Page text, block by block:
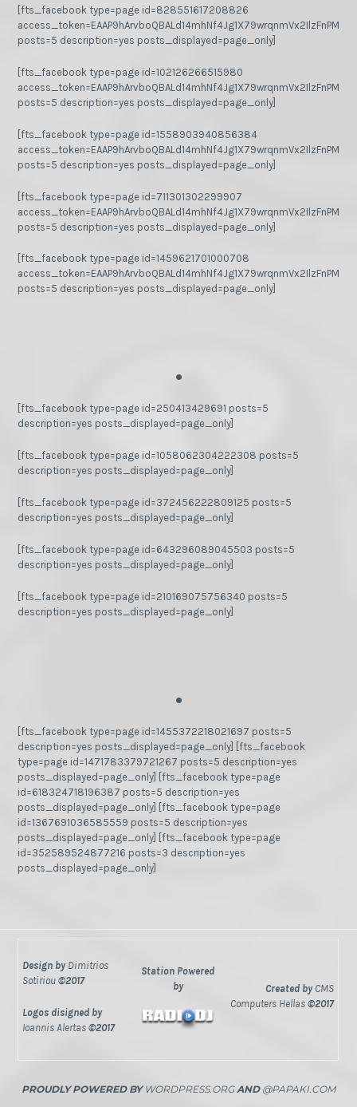
[fts_facebook type=page id=828551617208826
posts=5 description=yes posts_displayed=page_only]
[fts_facebook type=page id=102126266515980
posts=5 description=yes posts_displayed=page_only]
[fts_facebook type=page id=1558903940856384
posts=5 description=yes posts_displayed=page_only]
[fts_facebook type=page id=711301302299907
posts=5 description=yes posts_displayed=page_only]
[fts_facebook type=page id=1459621701000708
posts=5 description=yes posts_displayed=page_only]
.
[fts_facebook type=page id=250413429691 posts=5
description=yes posts_displayed=page_only]
[fts_facebook type=page id=1058062304222308 posts=5
description=yes posts_displayed=page_only]
[fts_facebook type=page id=372456222809125 posts=5
description=yes posts_displayed=page_only]
[fts_facebook type=page id=643296089045503 posts=5
description=yes posts_displayed=page_only]
[fts_facebook type=page id=210169075756340 posts=5
description=yes posts_displayed=page_only]
.
[fts_facebook type=page id=1455372218021697 posts=5
description=yes posts_displayed=page_only] [fts_facebook
type=page id=1471783379721267 posts=5 description=yes
posts_displayed=page_only] [fts_facebook type=page
id=618324718196387 posts=5 description=yes
posts_displayed=page_only] [fts_facebook type=page
id=1367691036585559 posts=5 description=yes
posts_displayed=page_only] [fts_facebook type=page
id=352589524877216 posts=3 description=yes
posts_displayed=page_only]
Design by Dimitrios
Sotiriou ©2017
Logos disigned by
Ioannis Alertas ©2017
Station Powered
by
Created by CMS
Computers Hellas ©2017
PROUDLY POWERED BY WORDPRESS.ORGAND @PAPAKI.COM